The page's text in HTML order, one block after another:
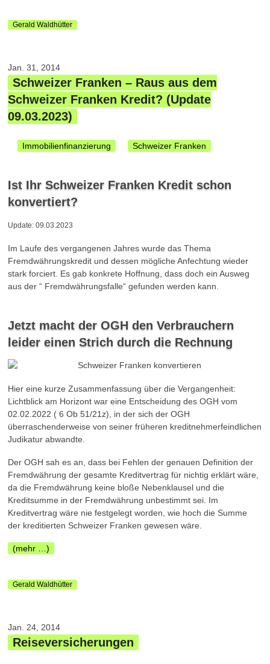
Gerald Waldhütter
Jan. 31, 2014
Schweizer Franken – Raus aus dem
Schweizer Franken Kredit? (Update
09.03.2023)
Immobilienfinanzierung Schweizer Franken
Ist Ihr Schweizer Franken Kredit schon
konvertiert?
Update: 09.03.2023
Im Laufe des vergangenen Jahres wurde das Thema
Fremdwährungskredit und dessen mögliche Anfechtung wieder
stark forciert. Es gab konkrete Hoffnung, dass doch ein Ausweg
aus der “ Fremdwährungsfalle“ gefunden werden kann.
Jetzt macht der OGH den Verbrauchern
leider einen Strich durch die Rechnung
Hier eine kurze Zusammenfassung über die Vergangenheit:
Lichtblick am Horizont war eine Entscheidung des OGH vom
02.02.2022 ( 6 Ob 51/21z), in der sich der OGH
überraschenderweise von seiner früheren kreditnehmerfeindlichen
Judikatur abwandte.
Der OGH sah es an, dass bei Fehlen der genauen Definition der
Fremdwährung der gesamte Kreditvertrag für nichtig erklärt wäre,
da die Fremdwährung keine bloße Nebenklausel und die
Kreditsumme in der Fremdwährung unbestimmt sei. Im
Kreditvertrag wäre nie festgelegt worden, wie hoch die Summe
der kreditierten Schweizer Franken gewesen wäre.
(mehr …)
Gerald Waldhütter
Jan. 24, 2014
Reiseversicherungen